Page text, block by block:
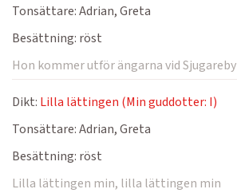
Tonsättare:Adrian, Greta
Besättning: röst
Hon kommer utför ängarna vid Sjugareby
Dikt: Lilla lättingen (Min guddotter: I)
Tonsättare:Adrian, Greta
Besättning: röst
Lilla lättingen min, lilla lättingen min